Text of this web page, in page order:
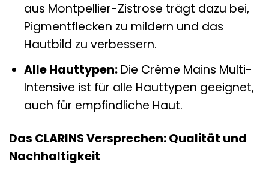
aus Montpellier-Zistrose trägt dazu bei,
Pigmentflecken zu mildern und das
Hautbild zu verbessern.
Alle Hauttypen:Die Crème Mains Multi-
Intensive ist für alle Hauttypen geeignet,
auch für empfindliche Haut.
Das CLARINS Versprechen: Qualität und
Nachhaltigkeit